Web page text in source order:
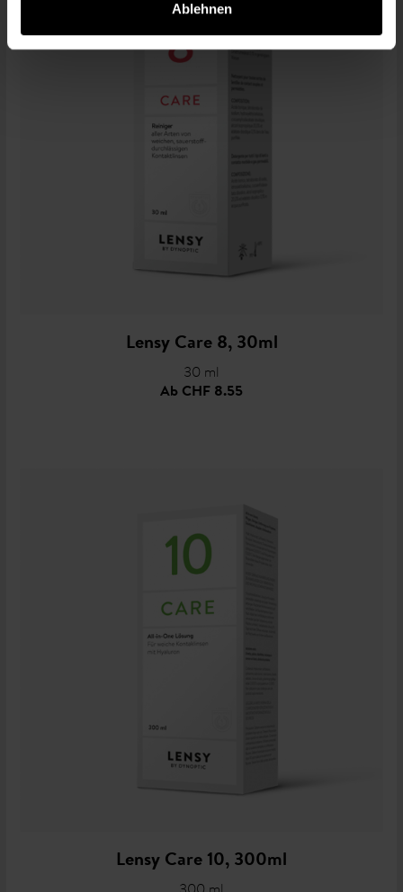
Ablehnen
Lensy Care 8, 30ml
30 ml
Ab CHF 8.55
Lensy Care 10, 300ml